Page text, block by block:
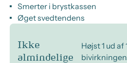
Smerter i brystkassen
Øget svedtendens
Ikke
almindelige
Højst 1 ud